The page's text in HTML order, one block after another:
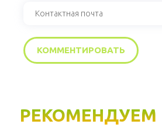
РЕКОМЕНДУЕМ